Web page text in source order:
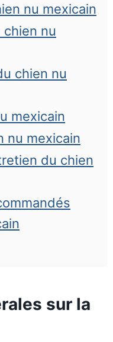
nu mexicain
nu
chien nu
mexicain
nu mexicain
du chien
sur la